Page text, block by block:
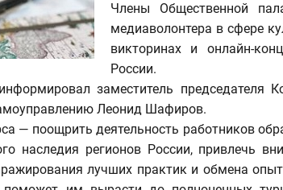
Члены Общественной
медиаволонтера в сфере
викторинах и онлайн-
России.
заместитель
Леонид Шафиров.
— поощрить деятельность работников
наследия регионов России, привлечь
лучших практик и обмена